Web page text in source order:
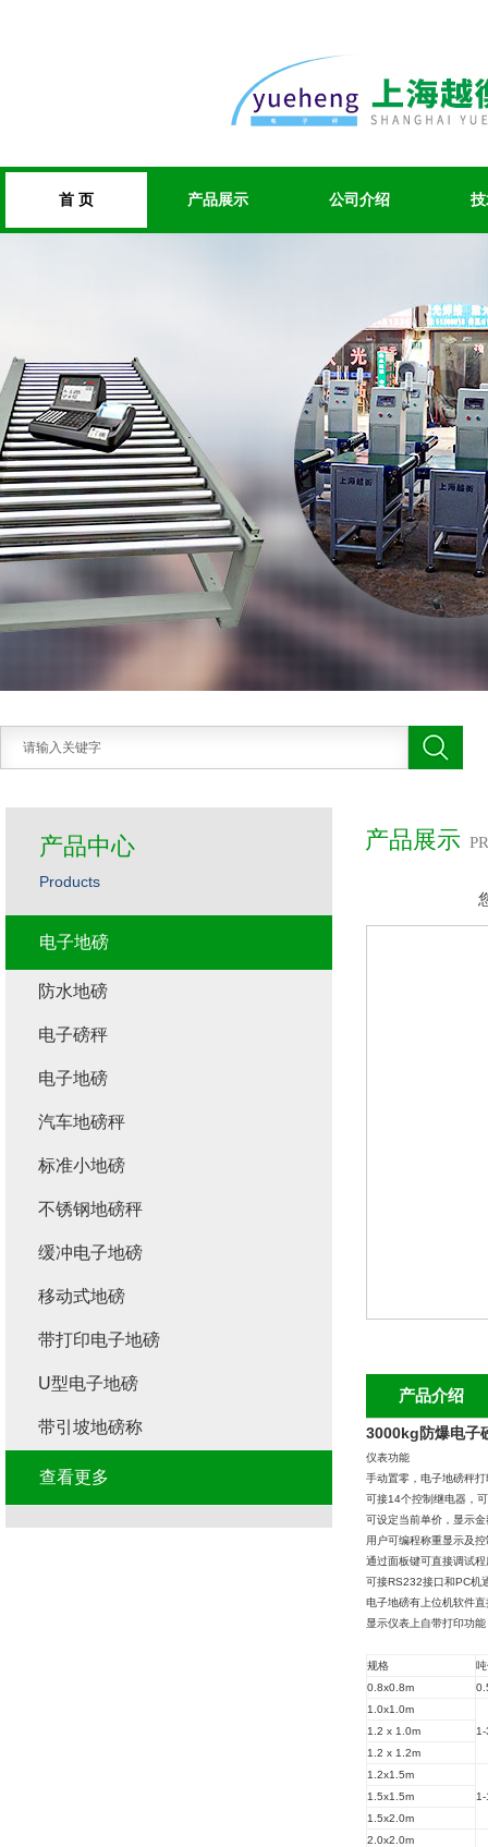
首 页 产品展示 公司介绍
产品展示
产品介绍
3000kg防爆电子
仪表功能
手动置零，电子地磅秤
可接14个控制继电器，
可设定当前单价，显示金
用户可编程称重显示及
通过面板键可直接调试
可接RS232接口和PC机
电子地磅有上位机软件
显示仪表上自带打印功
规格
0.8x0.8m
1.0x1.0m
1.2 x 1.0m
1.2 x 1.2m
1.2x1.5m
1.5x1.5m
1.5x2.0m
2.0x2.0m
产品中心
Products
电子地磅
防水地磅
电子磅秤
电子地磅
汽车地磅秤
标准小地磅
不锈钢地磅秤
缓冲电子地磅
移动式地磅
带打印电子地磅
U型电子地磅
带引坡地磅称
查看更多